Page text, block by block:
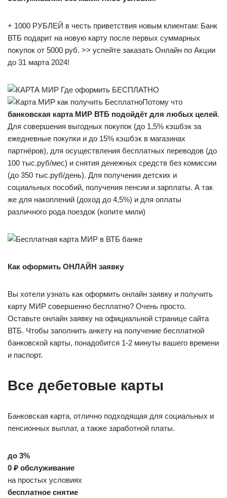
+ 1000 РУБЛЕЙ в честь приветствия новым клиентам: Банк
ВТБ подарит на новую карту после первых суммарных
покупок от 5000 руб. >> успейте заказать Онлайн по Акции
до 31 марта 2024!
Потому что
банковская карта МИР ВТБ подойдёт для любых целей.
Для совершения выгодных покупок (до 1,5% кэшбэк за
ежедневные покупки и до 15% кэшбэк в магазинах
партнёров), для осуществления бесплатных переводов (до
100 тыс.руб/мес) и снятия денежных средств без комиссии
(до 350 тыс.руб/день). Для получения детских и
социальных пособий, получения пенсии и зарплаты. А так
же для накоплений (доход до 4,5%) и для оплаты
различного рода поездок (копите мили)
Как оформить ОНЛАЙН заявку
Вы хотели узнать как оформить онлайн заявку и получить
карту МИР совершенно бесплатно? Очень просто.
Оставьте онлайн заявку на официальной странице сайта
ВТБ. Чтобы заполнить анкету на получение бесплатной
банковской карты, понадобится 1-2 минуты вашего времени
и паспорт.
Все дебетовые карты
Банковская карта, отлично подходящая для социальных и
пенсионных выплат, а также заработной платы.
до 3%
0 ₽ обслуживание
на простых условиях
бесплатное снятие